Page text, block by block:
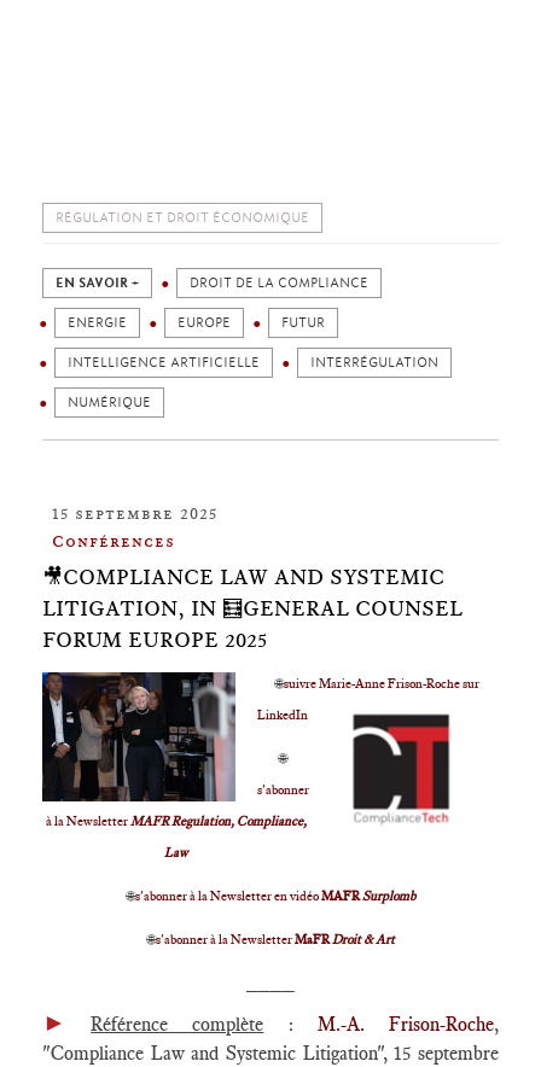
RÉGULATION ET DROIT ÉCONOMIQUE
EN SAVOIR + DROIT DE LA COMPLIANCE
ENERGIE EUROPE FUTUR
INTELLIGENCE ARTIFICIELLE INTERRÉGULATION
NUMÉRIQUE
15 septembre 2025
Conférences
🎥COMPLIANCE LAW AND SYSTEMIC
LITIGATION, IN 🧮GENERAL COUNSEL
FORUM EUROPE 2025
🌐suivre Marie-Anne Frison-Roche sur
LinkedIn
🌐
s'abonner
à la NewsletterMAFR Regulation, Compliance,
Law
🌐s'abonner à la Newsletter en vidéoMAFRSurplomb
🌐s'abonner à la NewsletterMaFRDroit & Art
► Référence complète : M.-A. Frison-Roche,
"Compliance Law and Systemic Litigation", 15 septembre